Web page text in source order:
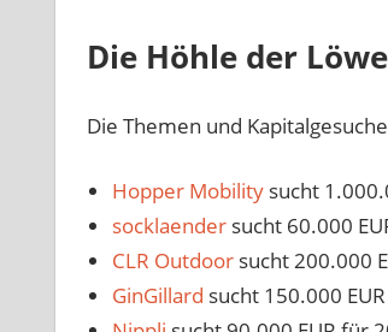
Die Höhle der
Die Themen und
Hopper Mobilitysucht
socklaendersucht 60.000
CLR Outdoorsucht 200.000
GinGillard sucht 150.000